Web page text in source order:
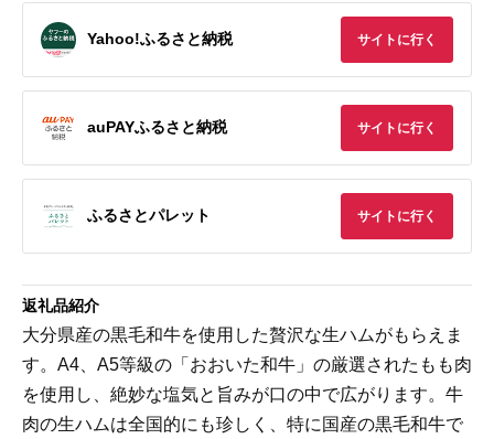
Yahoo!ふるさと納税 サイトに行く
auPAYふるさと納税 サイトに行く
ふるさとパレット サイトに行く
返礼品紹介
大分県産の黒毛和牛を使用した贅沢な生ハムがもらえま
す。A4、A5等級の「おおいた和牛」の厳選されたもも肉
を使用し、絶妙な塩気と旨みが口の中で広がります。牛
肉の生ハムは全国的にも珍しく、特に国産の黒毛和牛で